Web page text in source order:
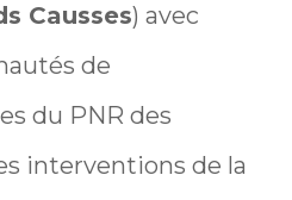
Causses) avec
de
du PNR des
interventions de la